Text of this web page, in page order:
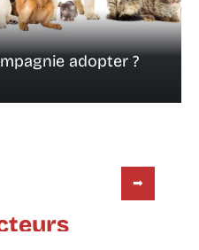
adopter ?